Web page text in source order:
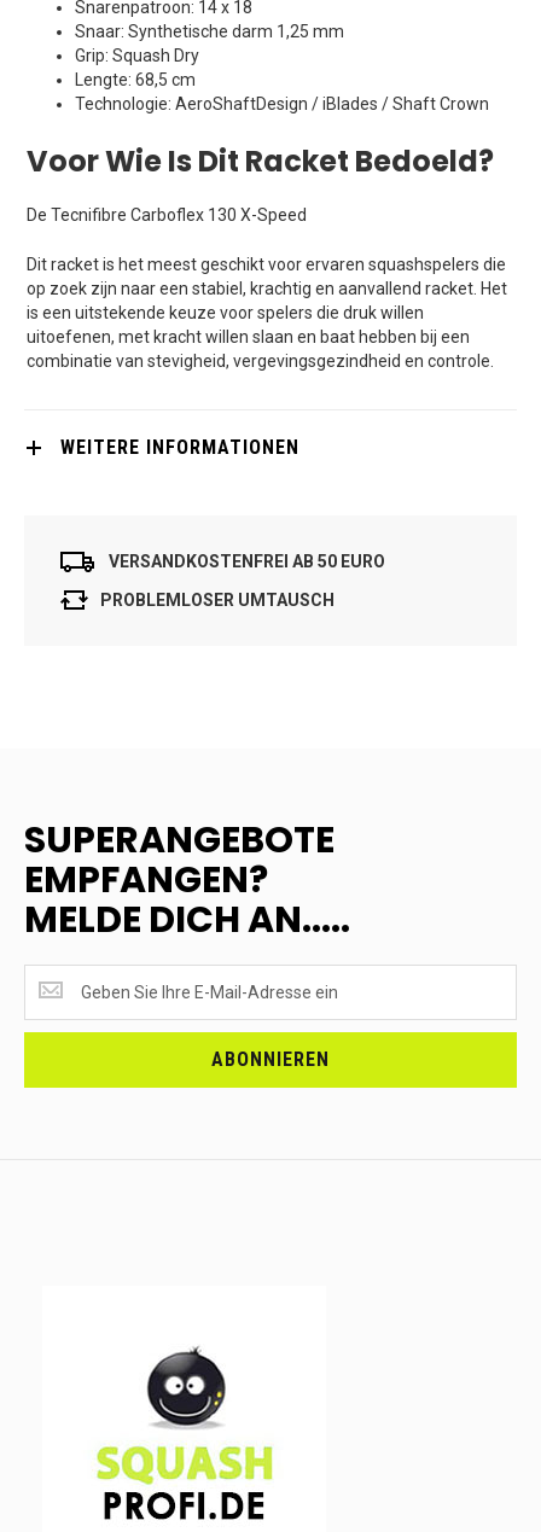
Snarenpatroon: 14 x 18
Snaar: Synthetische darm 1,25 mm
Grip: Squash Dry
Lengte: 68,5 cm
Technologie: AeroShaftDesign / iBlades / Shaft Crown
Voor Wie Is Dit Racket Bedoeld?
De Tecnifibre Carboflex 130 X-Speed
Dit racket is het meest geschikt voor ervaren squashspelers die
op zoek zijn naar een stabiel, krachtig en aanvallend racket. Het
is een uitstekende keuze voor spelers die druk willen
uitoefenen, met kracht willen slaan en baat hebben bij een
combinatie van stevigheid, vergevingsgezindheid en controle.
WEITERE INFORMATIONEN
VERSANDKOSTENFREI AB 50 EURO
PROBLEMLOSER UMTAUSCH
SUPERANGEBOTE
EMPFANGEN?
MELDE DICH AN.....
EMPFANGEN?
<br>MELDE
ABONNIEREN